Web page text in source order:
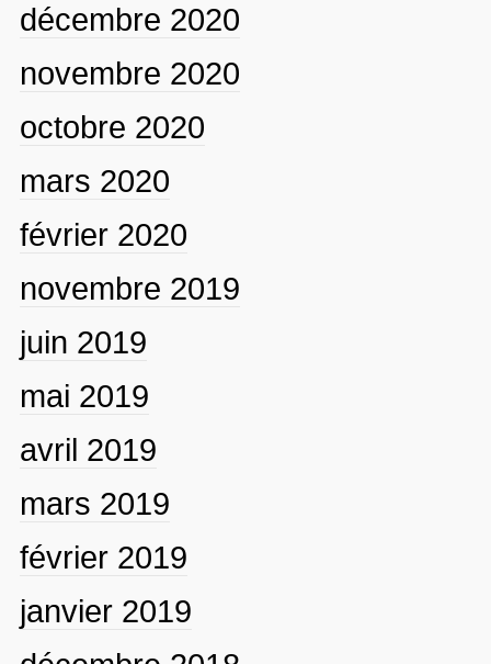
décembre 2020
novembre 2020
octobre 2020
mars 2020
février 2020
novembre 2019
juin 2019
mai 2019
avril 2019
mars 2019
février 2019
janvier 2019